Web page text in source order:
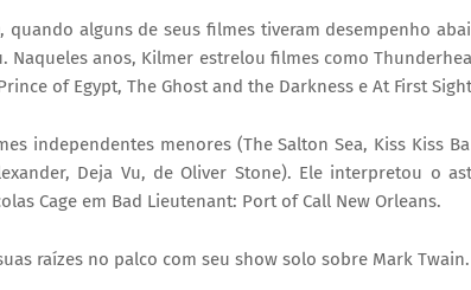
alguns de seus filmes tiveram desempenho
anos, Kilmer estrelou filmes como
of Egypt, The Ghost and the Darkness e At First
independentes menores (The Salton Sea, Kiss Kiss
Deja Vu, de Oliver Stone). Ele interpretou o
Cage em Bad Lieutenant: Port of Call New Orleans.
raízes no palco com seu show solo sobre Mark Twain.